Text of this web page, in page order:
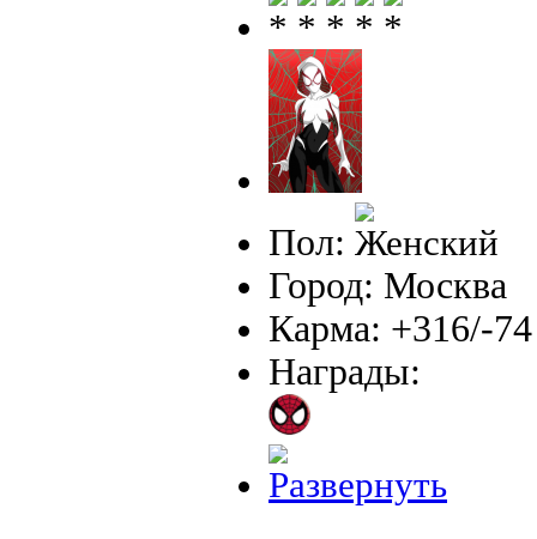
Пол:
Город: Москва
Карма: +316/-74
Награды: